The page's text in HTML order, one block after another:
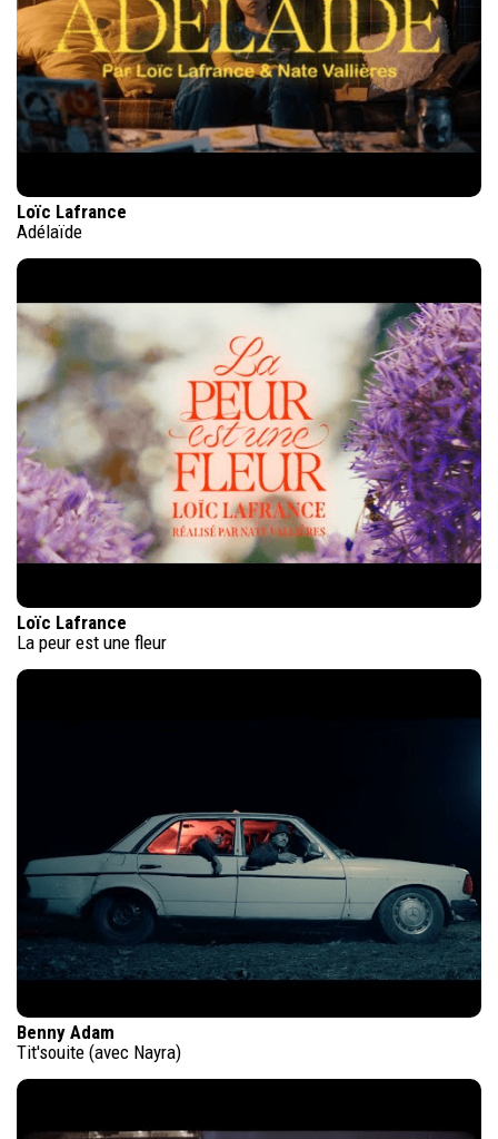
Loïc Lafrance
Adélaïde
Loïc Lafrance
La peur est une fleur
Benny Adam
Tit'souite (avec Nayra)